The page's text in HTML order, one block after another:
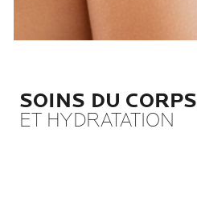
SOINS DU CORPS
ET HYDRATATION